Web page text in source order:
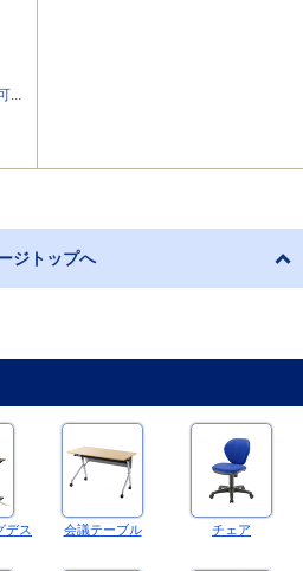
...
ジトップへ
デス
会議テーブル チェア